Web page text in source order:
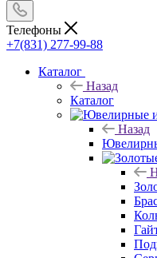
Телефоны
+7(831) 277-99-88
Каталог
Назад
Каталог
Назад